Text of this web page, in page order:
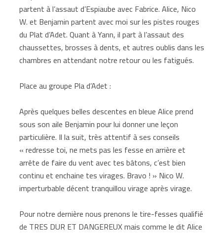
partent à l’assaut d’Espiaube avec Fabrice. Alice, Nico
W. et Benjamin partent avec moi sur les pistes rouges
du Plat d’Adet. Quant à Yann, il part à l’assaut des
chaussettes, brosses à dents, et autres oublis dans les
chambres en attendant notre retour ou les fatigués.
Place au groupe Pla d’Adet :
Après quelques belles descentes en bleue Alice prend
sous son aile Benjamin pour lui donner une leçon
particulière. Il la suit, très attentif à ses conseils
« redresse toi, ne mets pas les fesse en arrière et
arrête de faire du vent avec tes bâtons, c’est bien
continu et enchaine tes virages. Bravo ! » Nico W.
imperturbable décent tranquillou virage après virage.
Pour notre dernière nous prenons le tire-fesses qualifié
de TRES DUR ET DANGEREUX mais comme le dit Alice